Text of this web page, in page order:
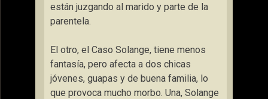
están juzgando al marido y parte de la
parentela.
El otro, el Caso Solange, tiene menos
fantasía, pero afecta a dos chicas
jóvenes, guapas y de buena familia, lo
que provoca mucho morbo. Una, Solange